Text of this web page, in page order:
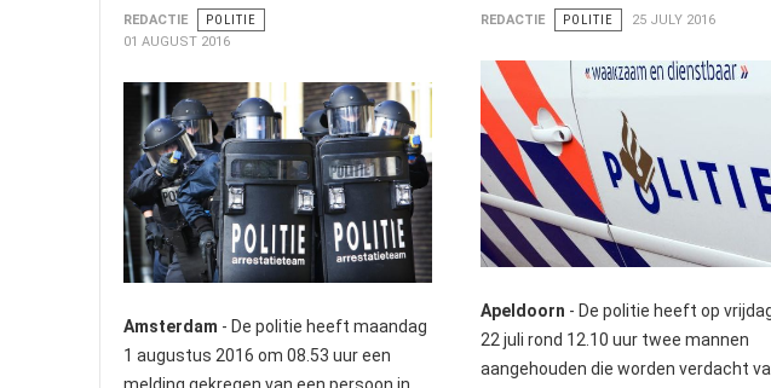
REDACTIE
POLITIE
01 AUGUST 2016
Amsterdam - De politie heeft maandag
1 augustus 2016 om 08.53 uur een
REDACTIE POLITIE 25 JULY 2016
Apeldoorn - De politie heeft op
22 juli rond 12.10 uur twee mannen
aangehouden die worden verdacht